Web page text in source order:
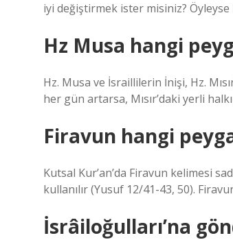
iyi değiştirmek ister misiniz? Öyleyse
Hz Musa hangi
Hz. Musa ve İsraillilerin İnişi, Hz.
her gün artarsa, Mısır’daki yerli
Firavun hangi
Kutsal Kur’an’da Firavun kelimesi
kullanılır (Yusuf 12/41-43, 50).
İsrâiloğulları’na